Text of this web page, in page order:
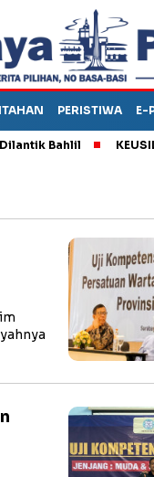
PERISTIWA E-
Bahlil KEUSILAN